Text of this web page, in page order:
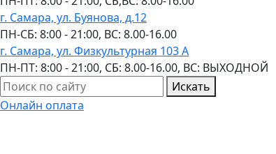
г. Самара, ул. Буянова, д.12
ПН-СБ: 8:00 - 21:00, ВС: 8.00-16.00
г. Самара, ул. Физкультурная 103 А
ПН-ПТ: 8:00 - 21:00, СБ: 8.00-16.00, ВС: ВЫХОДНОЙ
Искать
Онлайн оплата